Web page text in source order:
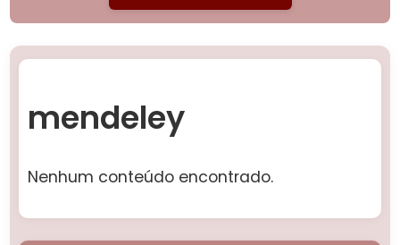
mendeley
Nenhum conteúdo encontrado.